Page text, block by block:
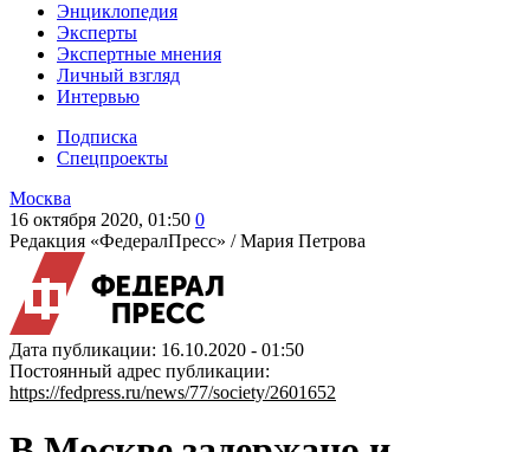
Энциклопедия
Эксперты
Экспертные мнения
Личный взгляд
Интервью
Подписка
Спецпроекты
Москва
16 октября 2020, 01:50 0
Редакция «ФедералПресс» /Мария Петрова
Дата публикации: 16.10.2020 - 01:50
Постоянный адрес публикации:
https://fedpress.ru/news/77/society/2601652